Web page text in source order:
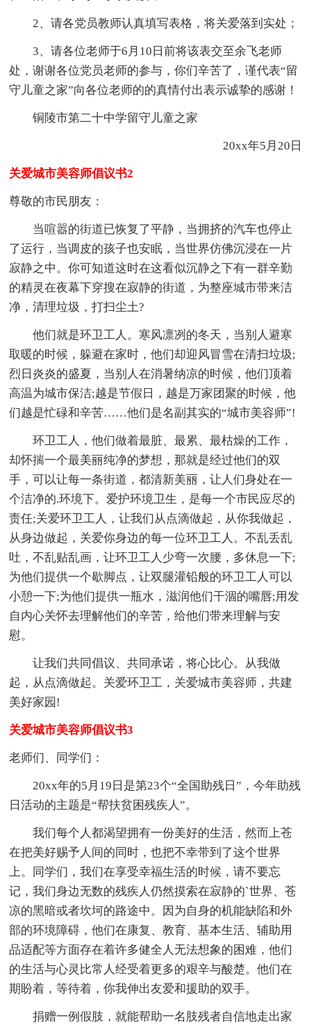
2、请各党员教师认真填写表格，将关爱落到实处；
3、请各位老师于6月10日前将该表交至余飞老师
处，谢谢各位党员老师的参与，你们辛苦了，谨代表“留
守儿童之家”向各位老师的的真情付出表示诚挚的感谢！
铜陵市第二十中学留守儿童之家
20xx年5月20日
关爱城市美容师倡议书2
尊敬的市民朋友：
当喧嚣的街道已恢复了平静，当拥挤的汽车也停止
了运行，当调皮的孩子也安眠，当世界仿佛沉浸在一片
寂静之中。你可知道这时在这看似沉静之下有一群辛勤
的精灵在夜幕下穿搜在寂静的街道，为整座城市带来洁
净，清理垃圾，打扫尘土?
他们就是环卫工人。寒风凛冽的冬天，当别人避寒
取暖的时候，躲避在家时，他们却迎风冒雪在清扫垃圾;
烈日炎炎的盛夏，当别人在消暑纳凉的时候，他们顶着
高温为城市保洁;越是节假日，越是万家团聚的时候，他
们越是忙碌和辛苦……他们是名副其实的“城市美容师”!
环卫工人，他们做着最脏、最累、最枯燥的工作，
却怀揣一个最美丽纯净的梦想，那就是经过他们的双
手，可以让每一条街道，都清新美丽，让人们身处在一
个洁净的.环境下。爱护环境卫生，是每一个市民应尽的
责任;关爱环卫工人，让我们从点滴做起，从你我做起，
从身边做起，关爱你身边的每一位环卫工人。不乱丢乱
吐，不乱贴乱画，让环卫工人少弯一次腰，多休息一下;
为他们提供一个歇脚点，让双腿灌铅般的环卫工人可以
小憩一下;为他们提供一瓶水，滋润他们干涸的嘴唇;用发
自内心关怀去理解他们的辛苦，给他们带来理解与安
慰。
让我们共同倡议、共同承诺，将心比心。从我做
起，从点滴做起。关爱环卫工，关爱城市美容师，共建
美好家园!
关爱城市美容师倡议书3
老师们、同学们：
20xx年的5月19日是第23个“全国助残日”，今年助残
日活动的主题是“帮扶贫困残疾人”。
我们每个人都渴望拥有一份美好的生活，然而上苍
在把美好赐予人间的同时，也把不幸带到了这个世界
上。同学们，我们在享受幸福生活的时候，请不要忘
记，我们身边无数的残疾人仍然摸索在寂静的`世界、苍
凉的黑暗或者坎坷的路途中。因为自身的机能缺陷和外
部的环境障碍，他们在康复、教育、基本生活、辅助用
品适配等方面存在着许多健全人无法想象的困难，他们
的生活与心灵比常人经受着更多的艰辛与酸楚。他们在
期盼着，等待着，你我伸出友爱和援助的双手。
捐赠一例假肢，就能帮助一名肢残者自信地走出家